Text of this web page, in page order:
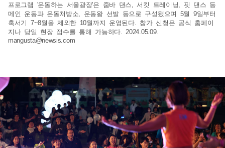
프로그램 '운동하는 서울광장'은 줌바 댄스, 서킷 트레이닝, 핏 댄스 등
메인 운동과 운동처방소, 운동왕 선발 등으로 구성됐으며 5월 9일부터
혹서기 7~8월을 제외한 10월까지 운영된다. 참가 신청은 공식 홈페이
지나 당일 현장 접수를 통해 가능하다. 2024.05.09.
mangusta@newsis.com